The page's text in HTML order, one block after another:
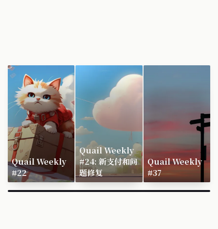
Quail Weekly
#22
Quail Weekly
#24: 新支付和问
题修复
Quail Weekly
#37